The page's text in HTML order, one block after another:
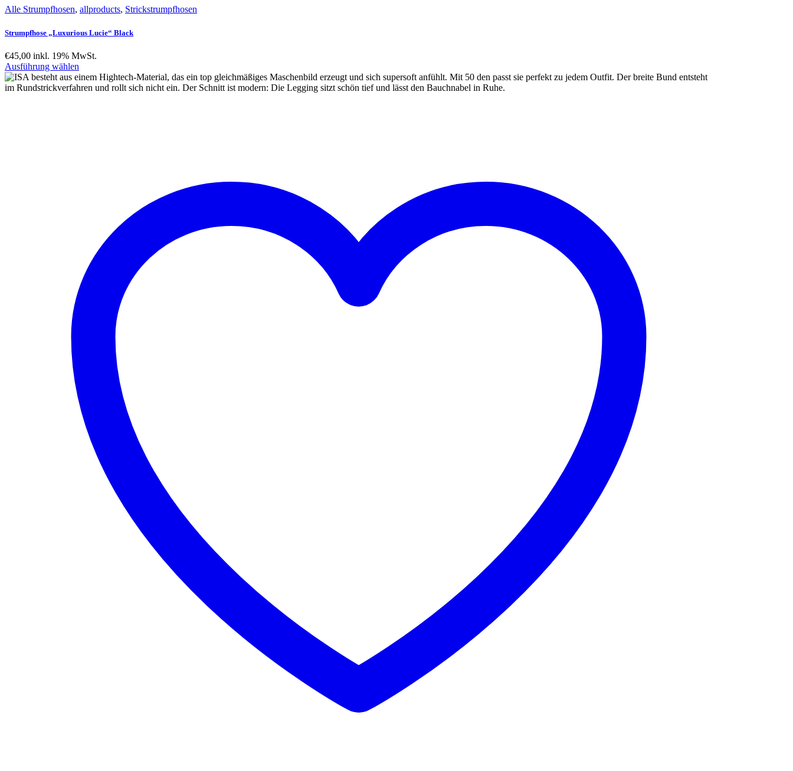
Alle Strumpfhosen, allproducts, Strickstrumpfhosen
Strumpfhose „Luxurious Lucie“ Black
€45,00 inkl. 19% MwSt.
Ausführung wählen